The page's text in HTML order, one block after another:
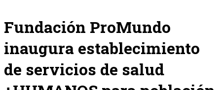
Fundación ProMundo
inaugura establecimiento
de servicios de salud